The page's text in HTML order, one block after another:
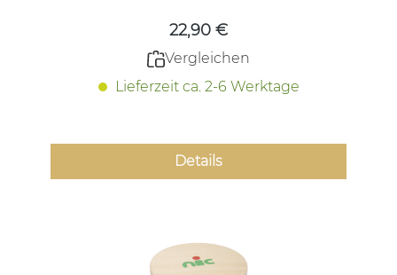
22,90 €
Vergleichen
Lieferzeit ca. 2-6 Werktage
Details